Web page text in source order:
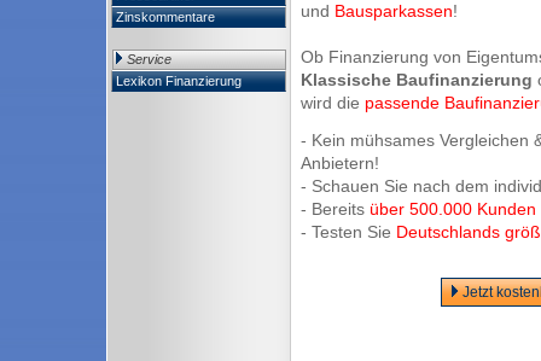
Zinskommentare
Service
Lexikon Finanzierung
und Bausparkassen!
Ob Finanzierung von
Klassische Baufinanzierung
wird die passende
- Kein mühsames Vergleichen
Anbietern!
- Schauen Sie nach dem
- Bereits über 500.000 Kunden
- Testen Sie Deutschlands
Jetzt